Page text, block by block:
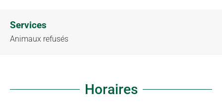
Services
Animaux refusés
Horaires